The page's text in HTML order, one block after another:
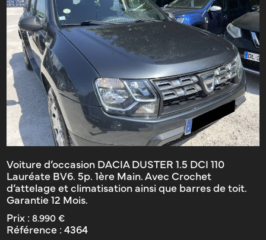
Voiture d’occasion DACIA DUSTER 1.5 DCI 110
Lauréate BV6. 5p. 1ère Main. Avec Crochet
d’attelage et climatisation ainsi que barres de toit.
Garantie 12 Mois.
Prix :8.990 €
Référence :4364